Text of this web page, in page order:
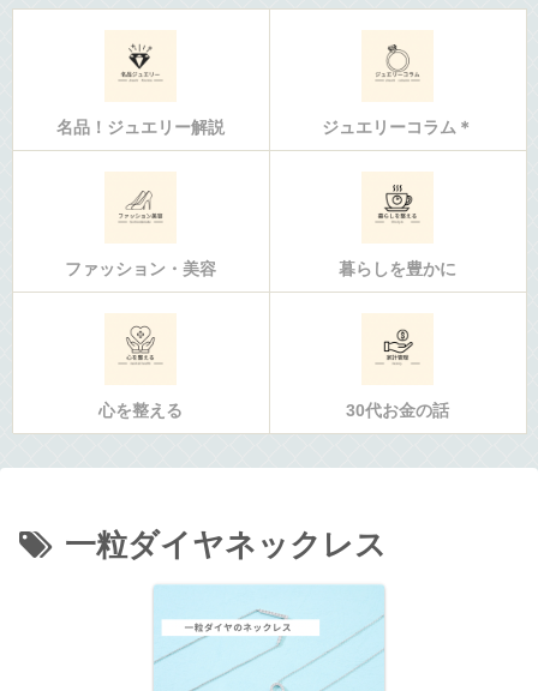
名品！ジュエリー解説 ジュエリーコラム＊
ファッション・美容 暮らしを豊かに
心を整える 30代お金の話
一粒ダイヤネックレス